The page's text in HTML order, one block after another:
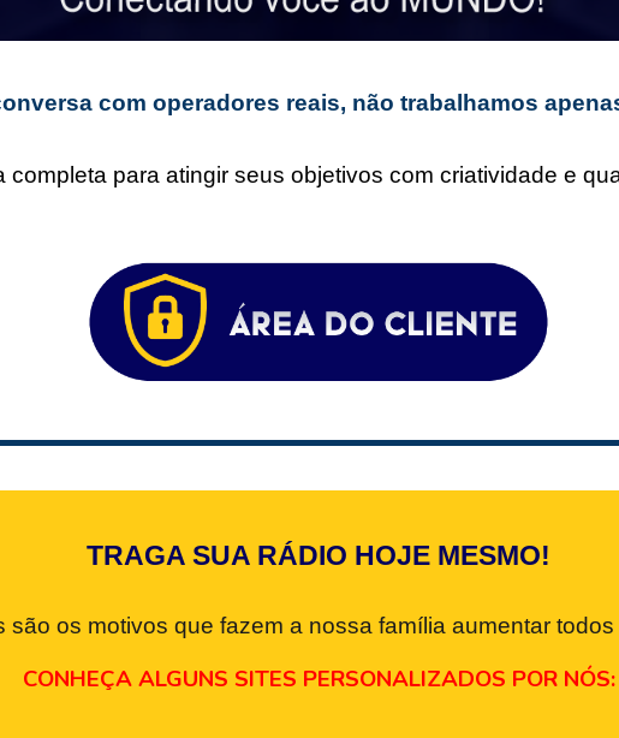
com operadores reais, não trabalhamos
completa para atingir seus objetivos com criatividade e
TRAGA SUA RÁDIO HOJE MESMO!
são os motivos que fazem a nossa família aumentar todos
CONHEÇA ALGUNS SITES PERSONALIZADOS POR NÓS: